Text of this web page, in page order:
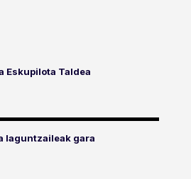
Eskupilota Taldea
laguntzaileak gara